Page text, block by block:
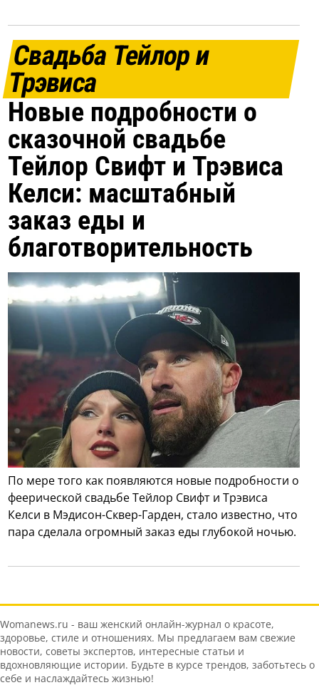
Свадьба Тейлор и
Трэвиса
Новые подробности о
сказочной свадьбе
Тейлор Свифт и Трэвиса
Келси: масштабный
заказ еды и
благотворительность
По мере того как появляются новые подробности о
феерической свадьбе Тейлор Свифт и Трэвиса
Келси в Мэдисон-Сквер-Гарден, стало известно, что
пара сделала огромный заказ еды глубокой ночью.
Womanews.ru - ваш женский онлайн-журнал о красоте,
здоровье, стиле и отношениях. Мы предлагаем вам свежие
новости, советы экспертов, интересные статьи и
вдохновляющие истории. Будьте в курсе трендов, заботьтесь о
себе и наслаждайтесь жизнью!